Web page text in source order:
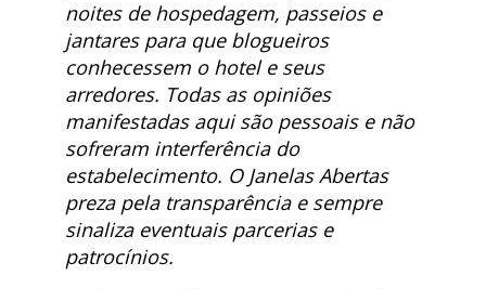
noites de hospedagem, passeios e
jantares para que blogueiros
conhecessem o hotel e seus
arredores. Todas as opiniões
manifestadas aqui são pessoais e não
sofreram interferência do
estabelecimento. O Janelas Abertas
preza pela transparência e sempre
sinaliza eventuais parcerias e
patrocínios.